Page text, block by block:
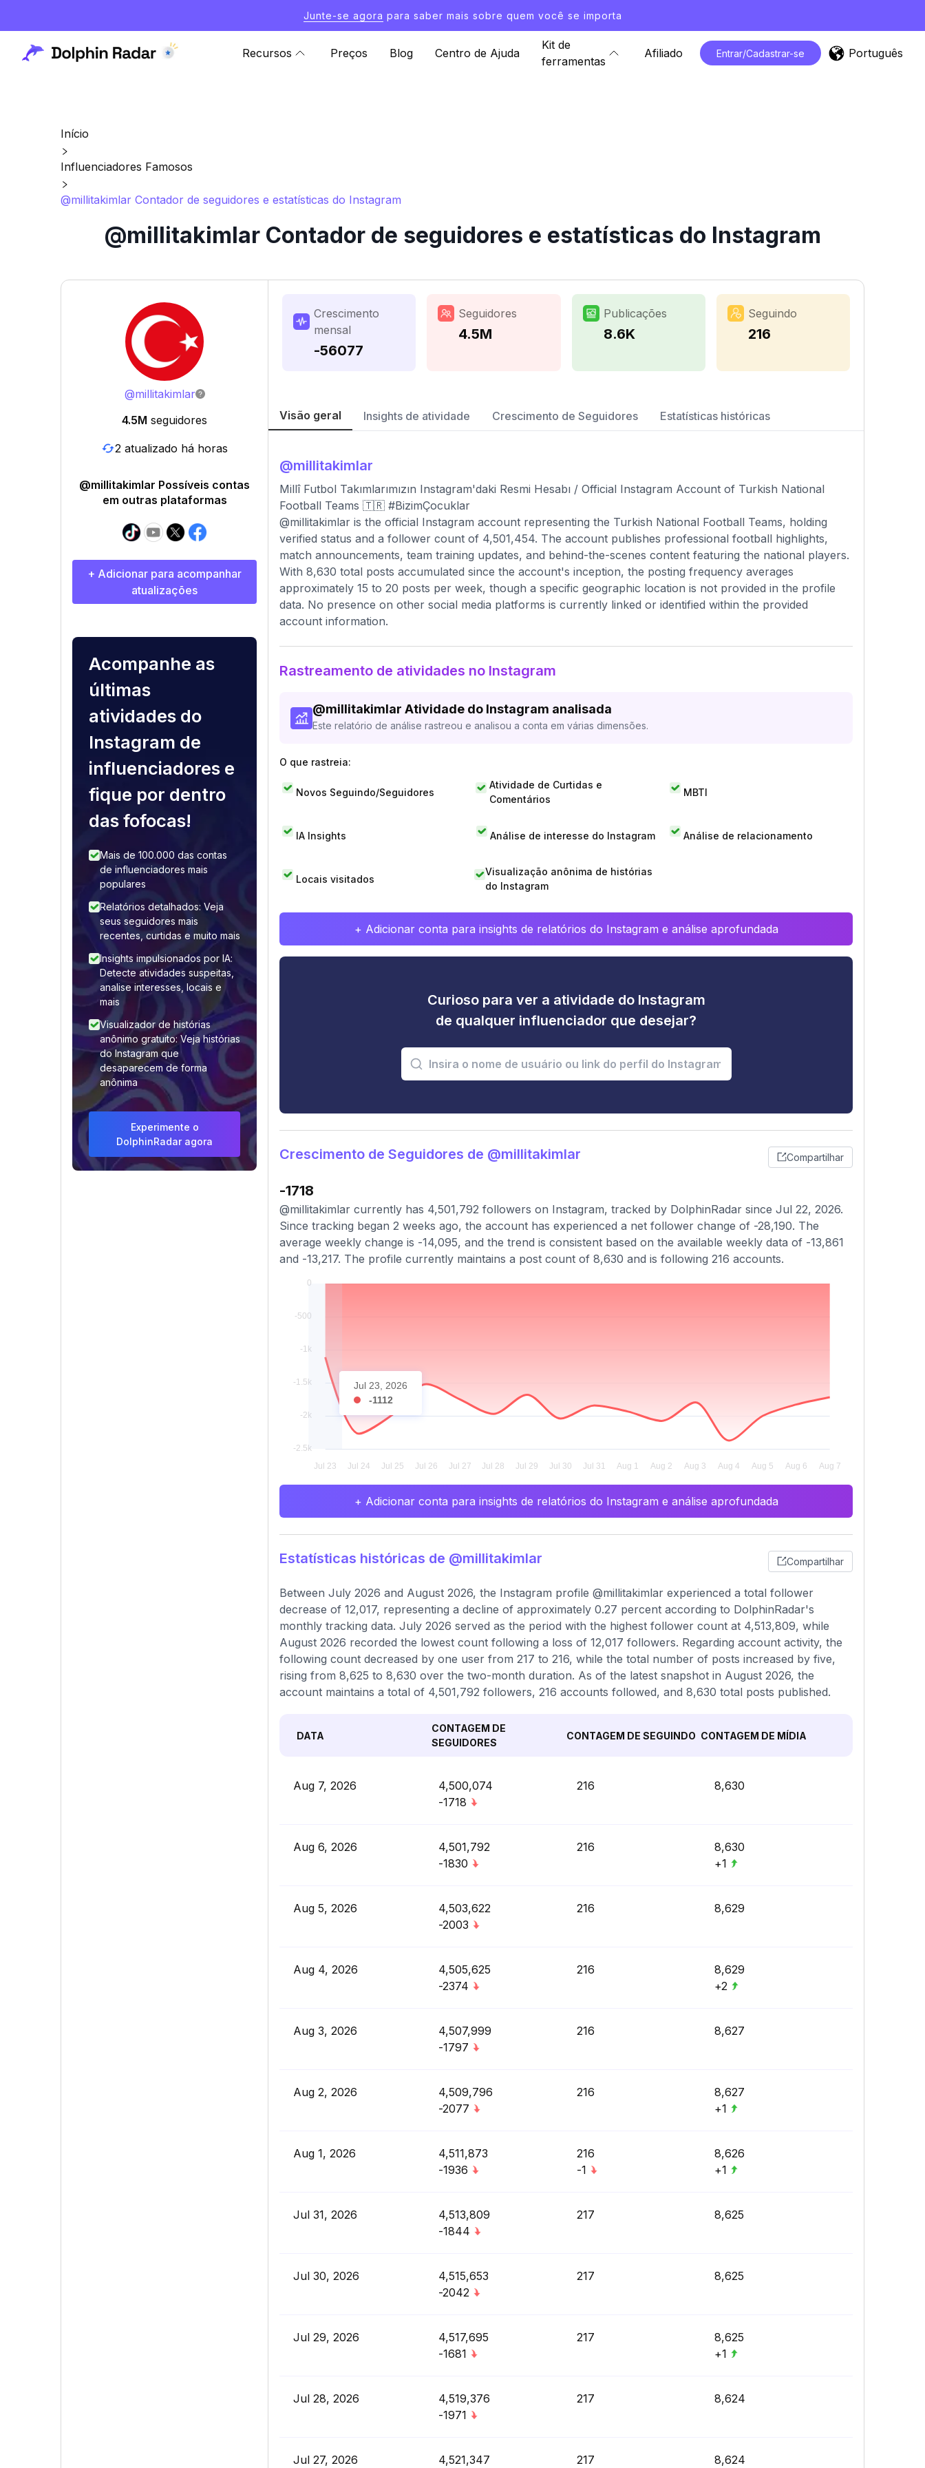
Junte-se agora para saber mais sobre quem você se importa
Recursos Preços Blog Centro de Ajuda
Kit de
ferramentas
Afiliado Entrar/Cadastrar-se Português
Início
Influenciadores Famosos
@millitakimlar Contador de seguidores e estatísticas do Instagram
@millitakimlar Contador de seguidores e estatísticas do Instagram
@millitakimlar
4.5M seguidores
2 atualizado há horas
@millitakimlar Possíveis contas
em outras plataformas
+ Adicionar para acompanhar
atualizações
Acompanhe as
últimas
atividades do
Instagram de
influenciadores e
fique por dentro
das fofocas!
Mais de 100.000 das contas
de influenciadores mais
populares
Relatórios detalhados: Veja
seus seguidores mais
recentes, curtidas e muito mais
Insights impulsionados por IA:
Detecte atividades suspeitas,
analise interesses, locais e
mais
Visualizador de histórias
anônimo gratuito: Veja histórias
do Instagram que
desaparecem de forma
anônima
Experimente o
DolphinRadar agora
Crescimento
mensal
-56077
Seguidores
4.5M
Publicações
8.6K
Seguindo
216
Visão geral Insights de atividade Crescimento de Seguidores Estatísticas históricas
@millitakimlar
Millî Futbol Takımlarımızın Instagram'daki Resmi Hesabı / Official Instagram Account of Turkish National
Football Teams 🇹🇷 #BizimÇocuklar
@millitakimlar is the official Instagram account representing the Turkish National Football Teams, holding
verified status and a follower count of 4,501,454. The account publishes professional football highlights,
match announcements, team training updates, and behind-the-scenes content featuring the national players.
With 8,630 total posts accumulated since the account's inception, the posting frequency averages
approximately 15 to 20 posts per week, though a specific geographic location is not provided in the profile
data. No presence on other social media platforms is currently linked or identified within the provided
account information.
Rastreamento de atividades no Instagram
@millitakimlar Atividade do Instagram analisada
Este relatório de análise rastreou e analisou a conta em várias dimensões.
O que rastreia:
Novos Seguindo/Seguidores
Atividade de Curtidas e
Comentários
MBTI
IA Insights Análise de interesse do Instagram Análise de relacionamento
Locais visitados
Visualização anônima de histórias
do Instagram
+ Adicionar conta para insights de relatórios do Instagram e análise aprofundada
Curioso para ver a atividade do Instagram
de qualquer influenciador que desejar?
Crescimento de Seguidores de @millitakimlar Compartilhar
-1718
@millitakimlar currently has 4,501,792 followers on Instagram, tracked by DolphinRadar since Jul 22, 2026.
Since tracking began 2 weeks ago, the account has experienced a net follower change of -28,190. The
average weekly change is -14,095, and the trend is consistent based on the available weekly data of -13,861
and -13,217. The profile currently maintains a post count of 8,630 and is following 216 accounts.
Jul 23, 2026
-1112
+ Adicionar conta para insights de relatórios do Instagram e análise aprofundada
Estatísticas históricas de @millitakimlar Compartilhar
Between July 2026 and August 2026, the Instagram profile @millitakimlar experienced a total follower
decrease of 12,017, representing a decline of approximately 0.27 percent according to DolphinRadar's
monthly tracking data. July 2026 served as the period with the highest follower count at 4,513,809, while
August 2026 recorded the lowest count following a loss of 12,017 followers. Regarding account activity, the
following count decreased by one user from 217 to 216, while the total number of posts increased by five,
rising from 8,625 to 8,630 over the two-month duration. As of the latest snapshot in August 2026, the
account maintains a total of 4,501,792 followers, 216 accounts followed, and 8,630 total posts published.
DATA
CONTAGEM DE
SEGUIDORES
CONTAGEM DE SEGUINDO CONTAGEM DE MÍDIA
Aug 7, 2026
4,500,074
-1718
216 8,630
Aug 6, 2026
4,501,792
-1830
216
8,630
+1
Aug 5, 2026
4,503,622
-2003
216 8,629
Aug 4, 2026
4,505,625
-2374
216
8,629
+2
Aug 3, 2026
4,507,999
-1797
216 8,627
Aug 2, 2026
4,509,796
-2077
216
8,627
+1
Aug 1, 2026
4,511,873
-1936
216
-1
8,626
+1
Jul 31, 2026
4,513,809
-1844
217 8,625
Jul 30, 2026
4,515,653
-2042
217 8,625
Jul 29, 2026
4,517,695
-1681
217
8,625
+1
Jul 28, 2026
4,519,376
-1971
217 8,624
Jul 27, 2026 4,521,347 217 8,624